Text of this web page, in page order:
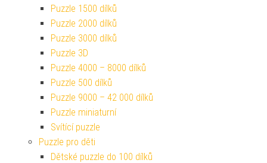
Puzzle 1500 dílků
Puzzle 2000 dílků
Puzzle 3000 dílků
Puzzle 3D
Puzzle 4000 – 8000 dílků
Puzzle 500 dílků
Puzzle 9000 – 42 000 dílků
Puzzle miniaturní
Svítící puzzle
Puzzle pro děti
Dětské puzzle do 100 dílků